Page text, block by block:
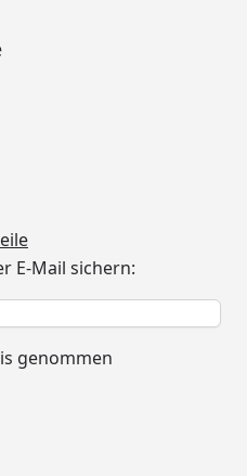
E-Mail sichern:
genommen